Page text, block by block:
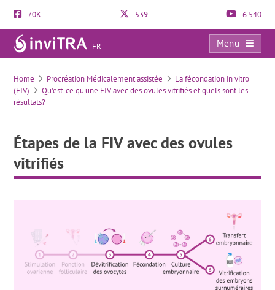
70K 539 6.540
FR
Menu
Étapes de la FIV avec des ovules vitrifiés
Home Procréation Médicalement assistée
La fécondation in vitro
(FIV)
Qu'est-ce qu'une FIV avec des ovules vitrifiés et quels sont les
résultats?
Étapes de la FIV avec des ovules
vitrifiés